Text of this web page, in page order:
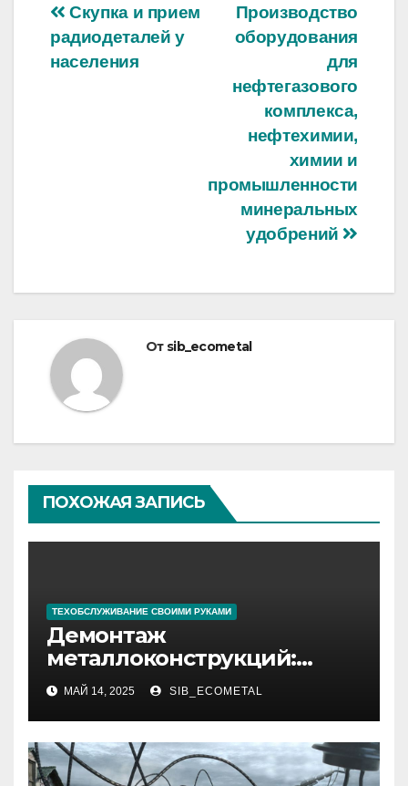
Навигация
по
Производство
оборудования
для
нефтегазового
комплекса,
нефтехимии,
химии и
промышленности
минеральных
удобрений
Скупка и прием
радиодеталей у
населения
От sib_ecometal
ПОХОЖАЯ ЗАПИСЬ
ТЕХОБСЛУЖИВАНИЕ СВОИМИ РУКАМИ
Демонтаж
металлоконструкций:
ключевые аспекты и этапы
МАЙ 14, 2025 SIB_ECOMETAL